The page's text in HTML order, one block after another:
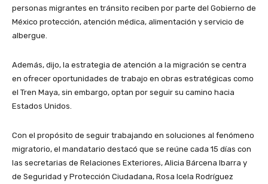
personas migrantes en tránsito reciben por parte del Gobierno de
México protección, atención médica, alimentación y servicio de
albergue.
Además, dijo, la estrategia de atención a la migración se centra
en ofrecer oportunidades de trabajo en obras estratégicas como
el Tren Maya, sin embargo, optan por seguir su camino hacia
Estados Unidos.
Con el propósito de seguir trabajando en soluciones al fenómeno
migratorio, el mandatario destacó que se reúne cada 15 días con
las secretarias de Relaciones Exteriores, Alicia Bárcena Ibarra y
de Seguridad y Protección Ciudadana, Rosa Icela Rodríguez